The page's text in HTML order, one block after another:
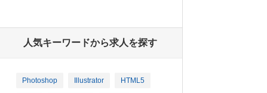
人気キーワードから求人を探す
Photoshop Illustrator HTML5